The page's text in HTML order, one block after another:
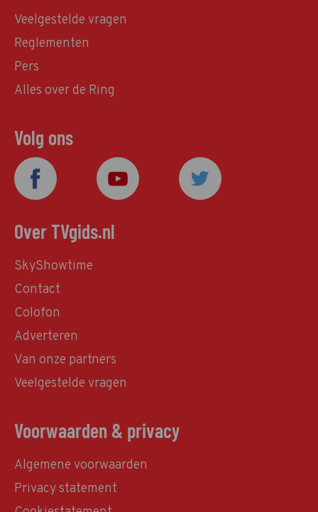
Veelgestelde vragen
Reglementen
Pers
Alles over de Ring
Volg ons
Over TVgids.nl
SkyShowtime
Contact
Colofon
Adverteren
Van onze partners
Veelgestelde vragen
Voorwaarden & privacy
Algemene voorwaarden
Privacy statement